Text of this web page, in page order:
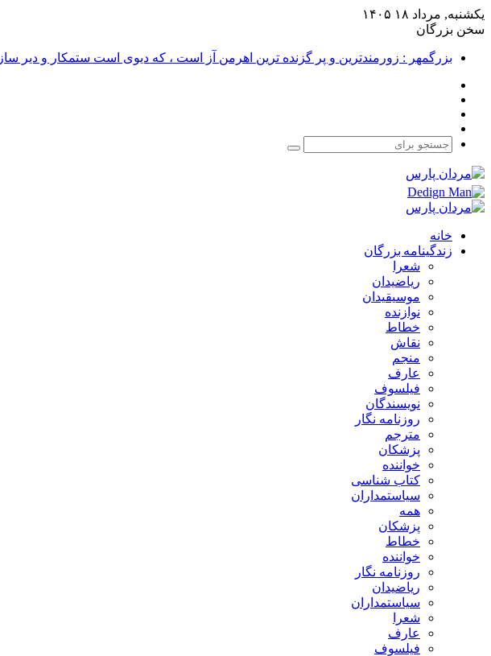
یکشنبه, مرداد ۱۸ ۱۴۰۵
سخن بزرگان
بزرگمهر : زورمندترین و پر گزنده ترین اهرمن آز است ، که دیوی است ستمکار و دیر ساز
جستجو
خانه
زندگینامه بزرگان
شعرا
ریاضیدان
موسیقیدان
نوازنده
خطاط
نقاش
منجم
عارف
فیلسوف
نویسندگان
روزنامه نگار
مترجم
پزشکان
خواننده
کتاب شناسی
سیاستمداران
همه
پزشکان
خطاط
خواننده
روزنامه نگار
ریاضیدان
سیاستمداران
شعرا
عارف
فیلسوف